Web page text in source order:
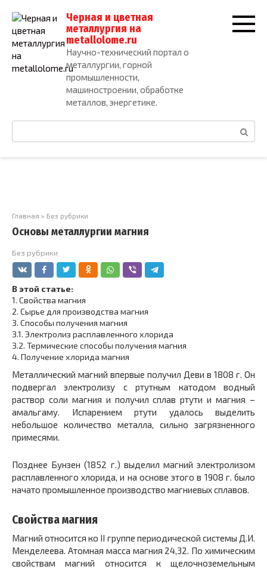
контенту
Черная и цветная
металлургия на
metallolome.ru
Научно-технический портал о
металлургии, горной
промышленности,
машиностроении, обработке
металлов, энергетике.
Главная » Без рубрики
Основы металлургии магния
Без рубрики
В этой статье:
1. Свойства магния
2. Сырье для производства магния
3. Способы получения магния
3.1. Электролиз расплавленного хлорида
3.2. Термические способы получения магния
4. Получение хлорида магния
Металлический магний впервые получил Деви в 1808 г. Он
подвергал электролизу с ртутным катодом водный
раствор соли магния и получил сплав ртути и магния –
амальгаму. Испарением ртути удалось выделить
небольшое количество металла, сильно загрязненного
примесями.
Позднее Бунзен (1852 г.) выделил магний электролизом
расплавленного хлорида, и на основе этого в 1908 г. было
начато промышленное производство магниевых сплавов.
Свойства магния
Магний относится ко II группе периодической системы Д.И.
Менделеева. Атомная масса магния 24,32. По химическим
свойствам магний относится к щелочноземельным